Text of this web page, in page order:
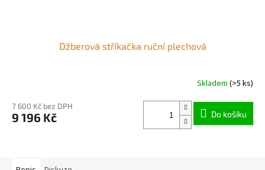
Džberová stříkačka ruční plechová
Skladem (>5 ks)
7 600 Kč bez DPH
9 196 Kč Do košíku